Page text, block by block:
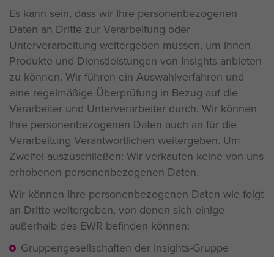
Es kann sein, dass wir Ihre personenbezogenen
Daten an Dritte zur Verarbeitung oder
Unterverarbeitung weitergeben müssen, um Ihnen
Produkte und Dienstleistungen von Insights anbieten
zu können. Wir führen ein Auswahlverfahren und
eine regelmäßige Überprüfung in Bezug auf die
Verarbeiter und Unterverarbeiter durch. Wir können
Ihre personenbezogenen Daten auch an für die
Verarbeitung Verantwortlichen weitergeben. Um
Zweifel auszuschließen: Wir verkaufen keine von uns
erhobenen personenbezogenen Daten.
Wir können Ihre personenbezogenen Daten wie folgt
an Dritte weitergeben, von denen sich einige
außerhalb des EWR befinden können:
Gruppengesellschaften der Insights-Gruppe